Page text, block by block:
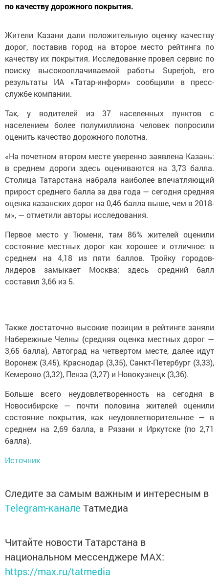
по качеству дорожного покрытия.
Жители Казани дали положительную оценку качеству
дорог, поставив город на второе место рейтинга по
качеству их покрытия. Исследование провел сервис по
поиску высокооплачиваемой работы Superjob, его
результаты ИА «Татар-информ» сообщили в пресс-
службе компании.
Так, у водителей из 37 населенных пунктов с
населением более полумиллиона человек попросили
оценить качество дорожного полотна.
«На почетном втором месте уверенно заявлена Казань:
в среднем дороги здесь оцениваются на 3,73 балла.
Столица Татарстана набрала наиболее впечатляющий
прирост среднего балла за два года — сегодня средняя
оценка казанских дорог на 0,46 балла выше, чем в 2018-
м», — отметили авторы исследования.
Первое место у Тюмени, там 86% жителей оценили
состояние местных дорог как хорошее и отличное: в
среднем на 4,18 из пяти баллов. Тройку городов-
лидеров замыкает Москва: здесь средний балл
составил 3,66 из 5.
Также достаточно высокие позиции в рейтинге заняли
Набережные Челны (средняя оценка местных дорог —
3,65 балла), Автоград на четвертом месте, далее идут
Воронеж (3,45), Краснодар (3,35), Санкт-Петербург (3,33),
Кемерово (3,32), Пенза (3,27) и Новокузнецк (3,36).
Больше всего неудовлетворенность на сегодня в
Новосибирске — почти половина жителей оценили
состояние покрытия, как неудовлетворительное — в
среднем на 2,69 балла, в Рязани и Иркутске (по 2,71
балла).
Источник
Следите за самым важным и интересным в
Telegram-канале Татмедиа
Читайте новости Татарстана в
национальном мессенджере MАХ:
https://max.ru/tatmedia